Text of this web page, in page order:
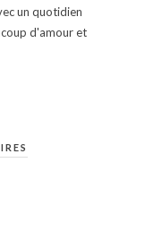
un quotidien
d'amour et